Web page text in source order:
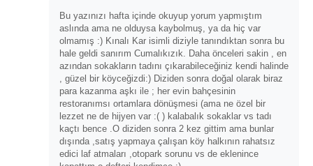
Bu yazınızı hafta içinde okuyup yorum yapmıştım
aslında ama ne olduysa kaybolmuş, ya da hiç var
olmamış :) Kınalı Kar isimli diziyle tanındıktan sonra bu
hale geldi sanırım Cumalıkızık. Daha önceleri sakin , en
azından sokakların tadını çıkarabileceğiniz kendi halinde
, güzel bir köyceğizdi:) Diziden sonra doğal olarak biraz
para kazanma aşkı ile ; her evin bahçesinin
restoranımsı ortamlara dönüşmesi (ama ne özel bir
lezzet ne de hijyen var :( ) kalabalık sokaklar vs tadı
kaçtı bence .O diziden sonra 2 kez gittim ama bunlar
dışında ,satış yapmaya çalışan köy halkının rahatsız
edici laf atmaları ,otopark sorunu vs de eklenince